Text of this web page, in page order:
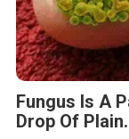
Fungus Is A
Drop Of